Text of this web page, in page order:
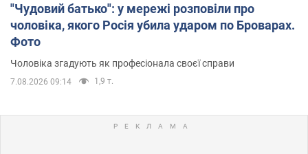
"Чудовий батько": у мережі розповіли про
чоловіка, якого Росія убила ударом по Броварах.
Фото
Чоловіка згадують як професіонала своєї справи
7.08.2026 09:14 1,9 т.